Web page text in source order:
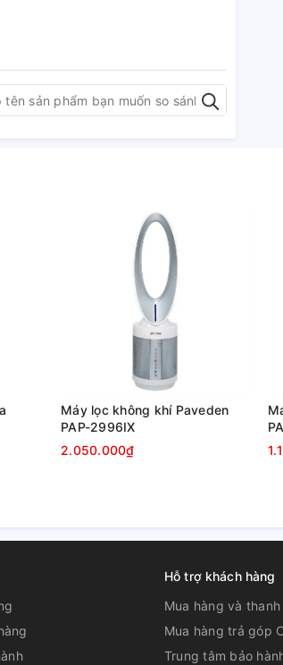
sống trong lành, an toàn cho cả
Máy lọc không khí Paveden
PAP-2996IX
2.050.000₫
Hỗ trợ khách hàng
Mua hàng và
Mua hàng trả góp
Trung tâm bảo